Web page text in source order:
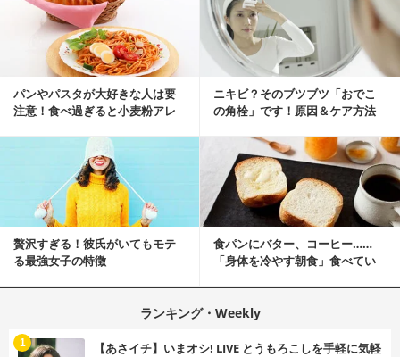
パンやパスタが大好きな人は要
注意！食べ過ぎると小麦粉アレ
ニキビ？そのブツブツ「おでこ
の角栓」です！原因＆ケア方法
贅沢すぎる！彼氏がいてもモテ
る最強女子の特徴
食パンにバター、コーヒー……
「身体を冷やす朝食」食べてい
ランキング・Weekly
【あさイチ】いまオシ! LIVE とうもろこしを手軽に気軽
1